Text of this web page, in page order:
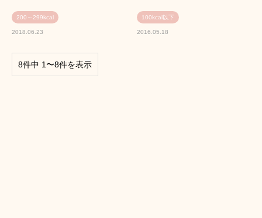
200～299kcal
2018.06.23
100kcal以下
2016.05.18
8件中 1〜8件を表示